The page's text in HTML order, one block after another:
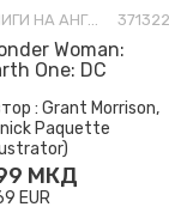
КНИГИ НА АНГЛИСКИ ЈАЗИК 371322
Woman:
One: DC
: Grant Morrison,
Paquette
МКД
EUR